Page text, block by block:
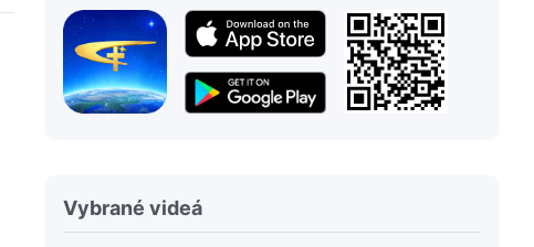
1:46:37
Vybrané videá